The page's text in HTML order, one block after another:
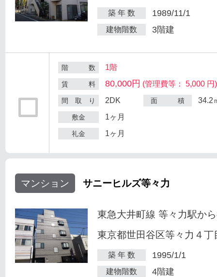
築 年 数 1989/11/1
建物階数 3階建
階 数 1階
賃 料 80,000円 (管理費等： 5,000 円)
間 取 り 2DK 面 積 34.2
敷金 1ヶ月
礼金 1ヶ月
マンション サニーヒルズ等々力
東急大井町線 等々力駅か
東京都世田谷区等々力４丁
築 年 数 1995/1/1
建物階数 4階建